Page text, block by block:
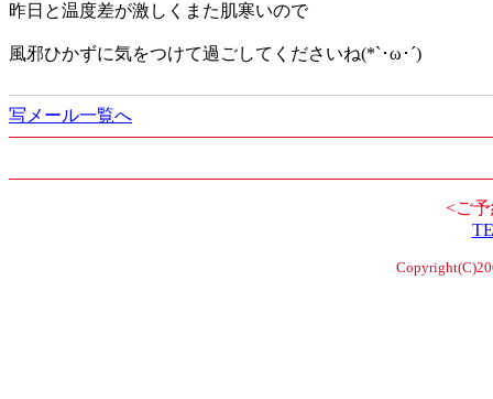
昨日と温度差が激しくまた肌寒いので
風邪ひかずに気をつけて過ごしてくださいね(*`･ω･´)
写メール一覧へ
<ご